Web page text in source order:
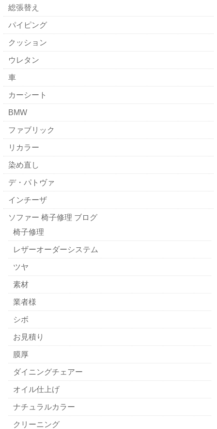
総張替え
パイピング
クッション
ウレタン
車
カーシート
BMW
ファブリック
リカラー
染め直し
デ・パトヴァ
インチーザ
ソファー 椅子修理 ブログ
椅子修理
レザーオーダーシステム
ツヤ
素材
業者様
シボ
お見積り
膜厚
ダイニングチェアー
オイル仕上げ
ナチュラルカラー
クリーニング